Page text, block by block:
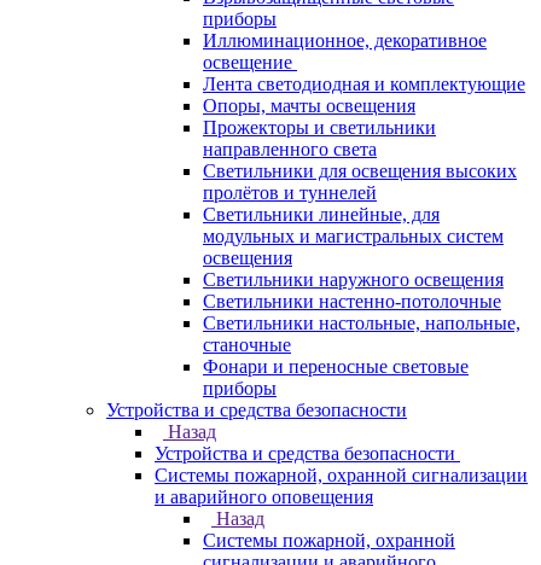
приборы
Иллюминационное, декоративное
освещение
Лента светодиодная и комплектующие
Опоры, мачты освещения
Прожекторы и светильники
направленного света
Светильники для освещения высоких
пролётов и туннелей
Светильники линейные, для
модульных и магистральных систем
освещения
Светильники наружного освещения
Светильники настенно-потолочные
Светильники настольные, напольные,
станочные
Фонари и переносные световые
приборы
Устройства и средства безопасности
Назад
Устройства и средства безопасности
Системы пожарной, охранной сигнализации
и аварийного оповещения
Назад
Системы пожарной, охранной